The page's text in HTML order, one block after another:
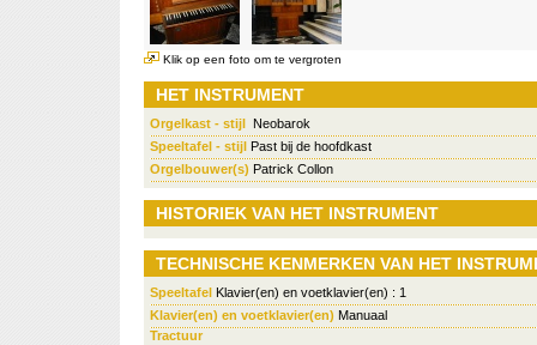
Klik op een foto om te vergroten
HET INSTRUMENT
Orgelkast - stijl Neobarok
Speeltafel - stijl Past bij de hoofdkast
Orgelbouwer(s) Patrick Collon
HISTORIEK VAN HET INSTRUMENT
TECHNISCHE KENMERKEN VAN HET
Speeltafel Klavier(en) en voetklavier(en) : 1
Klavier(en) en voetklavier(en) Manuaal
Tractuur